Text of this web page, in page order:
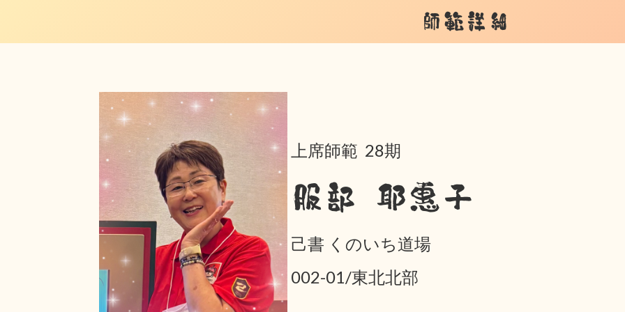
師範詳細
上席師範 28期
服部 耶惠子
己書 くのいち道場
002-01/東北北部